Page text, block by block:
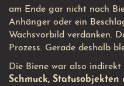
am Ende gar nicht nach
Anhänger oder ein
Wachsvorbild verdanken.
Prozess. Gerade deshalb
Die Biene war also
Schmuck,